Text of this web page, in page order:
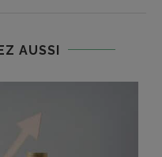
AUSSI